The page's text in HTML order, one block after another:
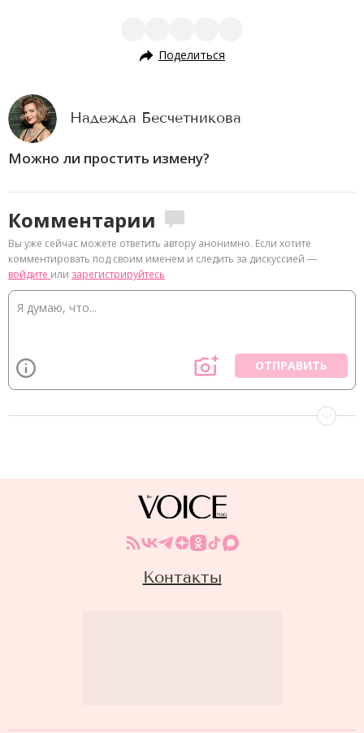
Поделиться
Надежда Бесчетникова
Можно ли простить измену?
Комментарии
Вы уже сейчас можете ответить автору анонимно. Если хотите
комментировать под своим именем и следить за дискуссией —
войдите или зарегистрируйтесь
ОТПРАВИТЬ
Контакты